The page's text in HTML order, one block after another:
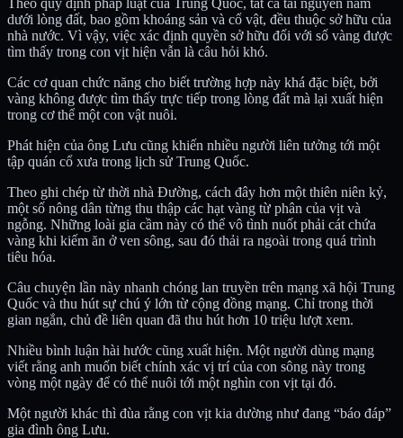
dưới lòng đất, bao gồm khoáng sản và cổ vật, đều thuộc sở hữu của
nhà nước. Vì vậy, việc xác định quyền sở hữu đối với số vàng được
tìm thấy trong con vịt hiện vẫn là câu hỏi khó.
Các cơ quan chức năng cho biết trường hợp này khá đặc biệt, bởi
vàng không được tìm thấy trực tiếp trong lòng đất mà lại xuất hiện
trong cơ thể một con vật nuôi.
Phát hiện của ông Lưu cũng khiến nhiều người liên tưởng tới một
tập quán cổ xưa trong lịch sử Trung Quốc.
Theo ghi chép từ thời nhà Đường, cách đây hơn một thiên niên kỷ,
một số nông dân từng thu thập các hạt vàng từ phân của vịt và
ngỗng. Những loài gia cầm này có thể vô tình nuốt phải cát chứa
vàng khi kiếm ăn ở ven sông, sau đó thải ra ngoài trong quá trình
tiêu hóa.
Câu chuyện lần này nhanh chóng lan truyền trên mạng xã hội Trung
Quốc và thu hút sự chú ý lớn từ cộng đồng mạng. Chỉ trong thời
gian ngắn, chủ đề liên quan đã thu hút hơn 10 triệu lượt xem.
Nhiều bình luận hài hước cũng xuất hiện. Một người dùng mạng
viết rằng anh muốn biết chính xác vị trí của con sông này trong
vòng một ngày để có thể nuôi tới một nghìn con vịt tại đó.
Một người khác thì đùa rằng con vịt kia dường như đang “báo đáp”
gia đình ông Lưu.